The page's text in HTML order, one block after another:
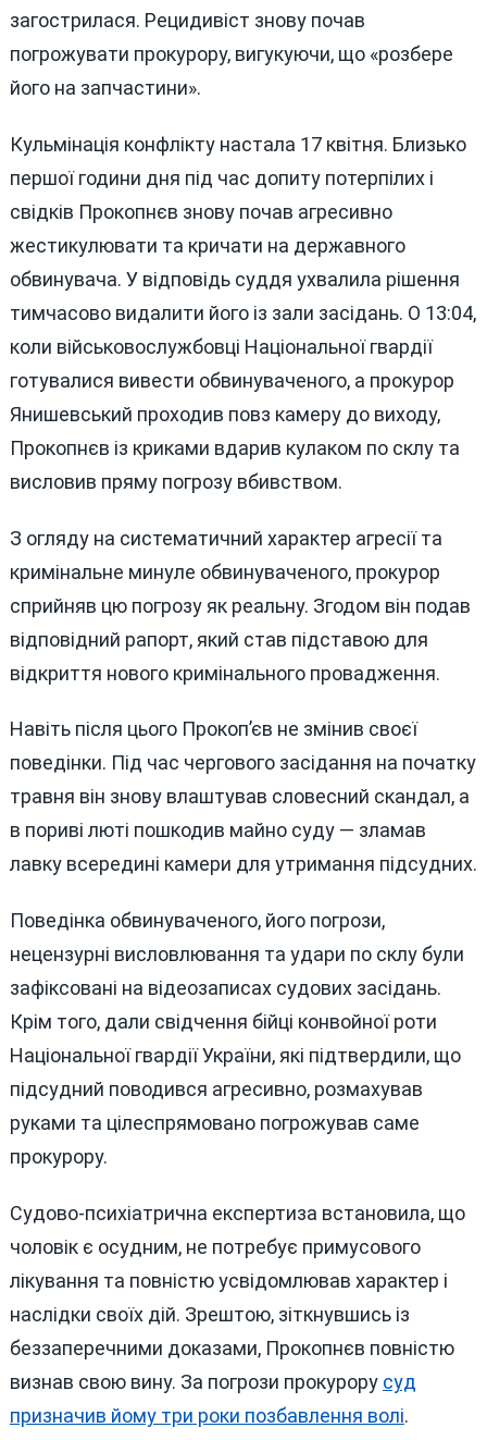
загострилася. Рецидивіст знову почав
погрожувати прокурору, вигукуючи, що «розбере
його на запчастини».
Кульмінація конфлікту настала 17 квітня. Близько
першої години дня під час допиту потерпілих і
свідків Прокопнєв знову почав агресивно
жестикулювати та кричати на державного
обвинувача. У відповідь суддя ухвалила рішення
тимчасово видалити його із зали засідань. О 13:04,
коли військовослужбовці Національної гвардії
готувалися вивести обвинуваченого, а прокурор
Янишевський проходив повз камеру до виходу,
Прокопнєв із криками вдарив кулаком по склу та
висловив пряму погрозу вбивством.
З огляду на систематичний характер агресії та
кримінальне минуле обвинуваченого, прокурор
сприйняв цю погрозу як реальну. Згодом він подав
відповідний рапорт, який став підставою для
відкриття нового кримінального провадження.
Навіть після цього Прокоп’єв не змінив своєї
поведінки. Під час чергового засідання на початку
травня він знову влаштував словесний скандал, а
в пориві люті пошкодив майно суду — зламав
лавку всередині камери для утримання підсудних.
Поведінка обвинуваченого, його погрози,
нецензурні висловлювання та удари по склу були
зафіксовані на відеозаписах судових засідань.
Крім того, дали свідчення бійці конвойної роти
Національної гвардії України, які підтвердили, що
підсудний поводився агресивно, розмахував
руками та цілеспрямовано погрожував саме
прокурору.
Судово-психіатрична експертиза встановила, що
чоловік є осудним, не потребує примусового
лікування та повністю усвідомлював характер і
наслідки своїх дій. Зрештою, зіткнувшись із
беззаперечними доказами, Прокопнєв повністю
визнав свою вину. За погрози прокурору суд
призначив йому три роки позбавлення волі.